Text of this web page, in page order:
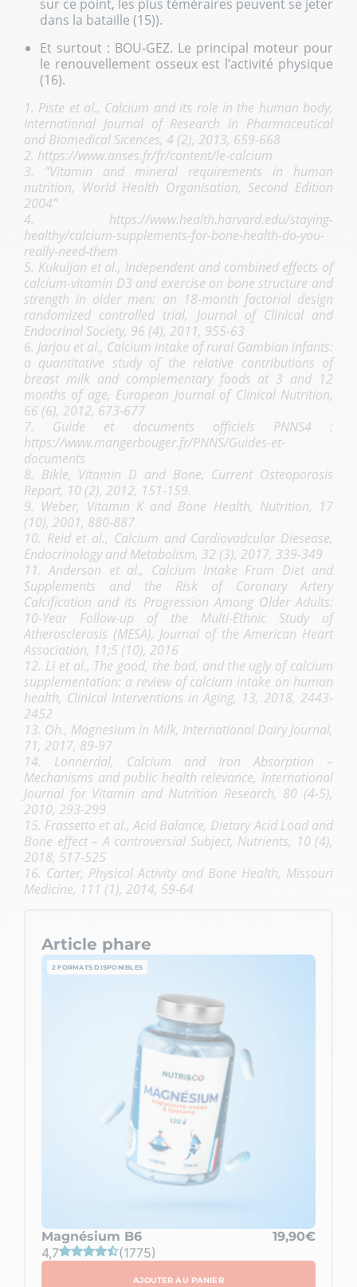
sur ce point, les plus téméraires peuvent se jeter
dans la bataille (15)).
Et surtout : BOU-GEZ. Le principal moteur pour
le renouvellement osseux est l’activité physique
(16).
1. Piste et al., Calcium and its role in the human body,
International Journal of Research in Pharmaceutical
and Biomedical Sicences, 4 (2), 2013, 659-668
2. https://www.anses.fr/fr/content/le-calcium
3. “Vitamin and mineral requirements in human
nutrition, World Health Organisation, Second Edition
2004”
4. https://www.health.harvard.edu/staying-
healthy/calcium-supplements-for-bone-health-do-you-
really-need-them
5. Kukuljan et al., Independent and combined effects of
calcium-vitamin D3 and exercise on bone structure and
strength in older men: an 18-month factorial design
randomized controlled trial, Journal of Clinical and
Endocrinal Society, 96 (4), 2011, 955-63
6. Jarjou et al., Calcium intake of rural Gambian infants:
a quantitative study of the relative contributions of
breast milk and complementary foods at 3 and 12
months of age, European Journal of Clinical Nutrition,
66 (6), 2012, 673-677
7. Guide et documents officiels PNNS4 :
https://www.mangerbouger.fr/PNNS/Guides-et-
documents
8. Bikle, Vitamin D and Bone, Current Osteoporosis
Report, 10 (2), 2012, 151-159.
9. Weber, Vitamin K and Bone Health, Nutrition, 17
(10), 2001, 880-887
10. Reid et al., Calcium and Cardiovadcular Diesease,
Endocrinology and Metabolism, 32 (3), 2017, 339-349
11. Anderson et al., Calcium Intake From Diet and
Supplements and the Risk of Coronary Artery
Calcification and its Progression Among Older Adults:
10‐Year Follow‐up of the Multi‐Ethnic Study of
Atherosclerosis (MESA), Journal of the American Heart
Association, 11;5 (10), 2016
12. Li et al., The good, the bad, and the ugly of calcium
supplementation: a review of calcium intake on human
health, Clinical Interventions in Aging, 13, 2018, 2443-
2452
13. Oh., Magnesium in Milk, International Dairy Journal,
71, 2017, 89-97
14. Lonnerdal, Calcium and Iron Absorption –
Mechanisms and public health relevance, International
Journal for Vitamin and Nutrition Research, 80 (4-5),
2010, 293-299
15. Frassetto et al., Acid Balance, Dietary Acid Load and
Bone effect – A controversial Subject, Nutrients, 10 (4),
2018, 517-525
16. Carter, Physical Activity and Bone Health, Missouri
Medicine, 111 (1), 2014, 59-64
Article phare
2 FORMATS DISPONIBLES
Magnésium B6 19,90€
4,7 (1775)
AJOUTER AU PANIER